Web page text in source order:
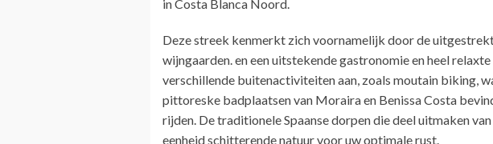
in Costa Blanca Noord.
Deze streek kenmerkt zich voornamelijk door de
wijngaarden. en een uitstekende gastronomie en heel
verschillende buitenactiviteiten aan, zoals moutain biking,
pittoreske badplaatsen van Moraira en Benissa Costa
rijden. De traditionele Spaanse dorpen die deel uitmaken
eenheid schitterende natuur voor uw optimale rust.